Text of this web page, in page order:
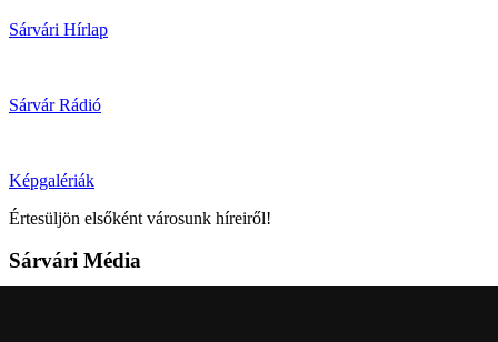
Sárvári Hírlap
Sárvár Rádió
Képgalériák
Értesüljön elsőként városunk híreiről!
Sárvári Média